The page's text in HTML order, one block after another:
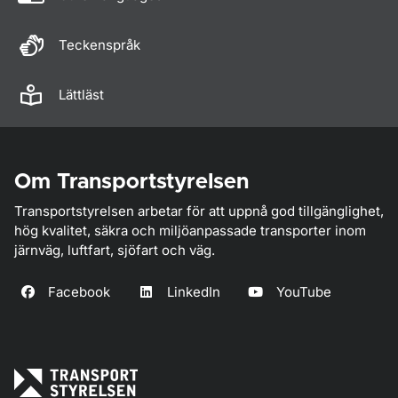
Teckenspråk
Lättläst
Om Transportstyrelsen
Transportstyrelsen arbetar för att uppnå god tillgänglighet,
hög kvalitet, säkra och miljöanpassade transporter inom
järnväg, luftfart, sjöfart och väg.
Facebook LinkedIn YouTube